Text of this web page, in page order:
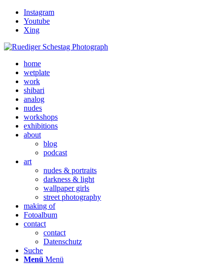
Instagram
Youtube
Xing
home
wetplate
work
shibari
analog
nudes
workshops
exhibitions
about
blog
podcast
art
nudes & portraits
darkness & light
wallpaper girls
street photography
making of
Fotoalbum
contact
contact
Datenschutz
Suche
Menü Menü